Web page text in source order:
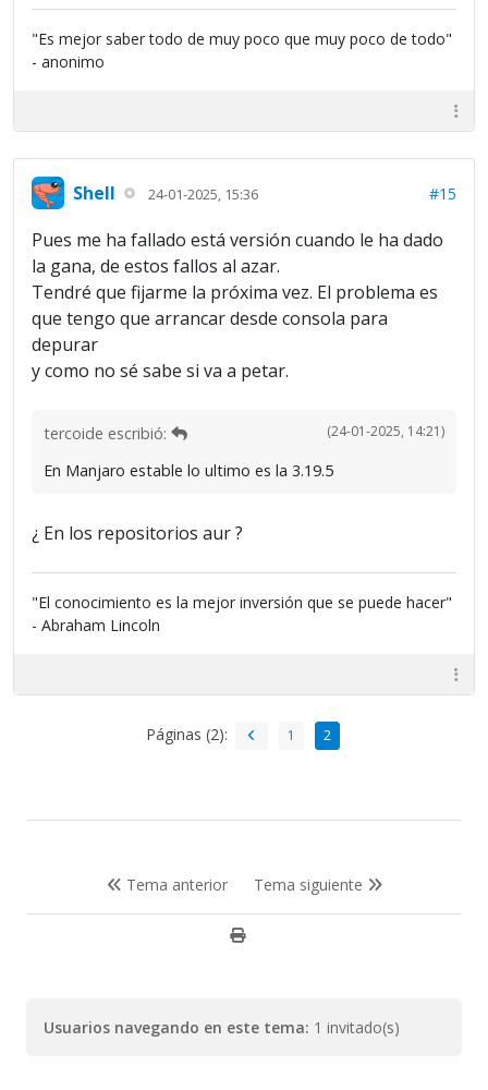
"Es mejor saber todo de muy poco que muy poco de todo"
- anonimo
Shell 24-01-2025, 15:36 #15
Pues me ha fallado está versión cuando le ha dado
la gana, de estos fallos al azar.
Tendré que fijarme la próxima vez. El problema es
que tengo que arrancar desde consola para
depurar
y como no sé sabe si va a petar.
(24-01-2025, 14:21)
tercoide escribió:
En Manjaro estable lo ultimo es la 3.19.5
¿ En los repositorios aur ?
"El conocimiento es la mejor inversión que se puede hacer"
- Abraham Lincoln
Páginas (2): 1 2
Tema anterior Tema siguiente
Usuarios navegando en este tema: 1 invitado(s)